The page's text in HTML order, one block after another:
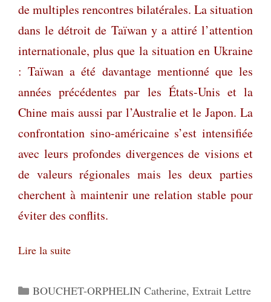
de multiples rencontres bilatérales. La situation
dans le détroit de Taïwan y a attiré l’attention
internationale, plus que la situation en Ukraine
: Taïwan a été davantage mentionné que les
années précédentes par les États-Unis et la
Chine mais aussi par l’Australie et le Japon. La
confrontation sino-américaine s’est intensifiée
avec leurs profondes divergences de visions et
de valeurs régionales mais les deux parties
cherchent à maintenir une relation stable pour
éviter des conflits.
Lire la suite
Catégories
BOUCHET-ORPHELIN Catherine, Extrait Lettre